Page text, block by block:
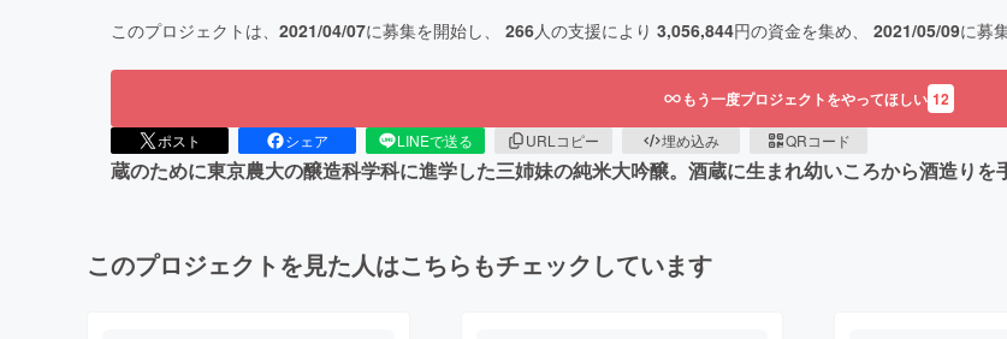
このプロジェクトは、 2021/04/07に募集を開始し、 266人の支援により 3,056,844円の資金を集め、 2021/05/09に募
もう一度プロジェクトをやってほしい 12
ポスト シェア LINEで送る URLコピー 埋め込み QRコード
蔵のために東京農大の醸造科学科に進学した三姉妹の純米大吟醸。酒蔵に生まれ幼いころから酒造りを
このプロジェクトを見た人はこちらもチェックしています